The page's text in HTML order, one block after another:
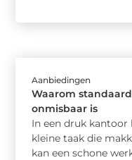
Aanbiedingen
Waarom
onmisbaar is
In een druk kantoor
kleine taak die
kan een schone